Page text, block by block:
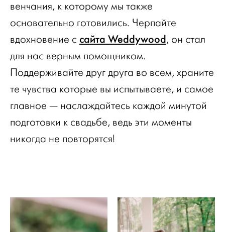
венчания, к которому мы также
основательно готовились. Черпайте
вдохновение с сайта Weddywood, он стал
для нас верным помощником.
Поддерживайте друг друга во всем, храните
те чувства которые вы испытываете, и самое
главное — наслаждайтесь каждой минутой
подготовки к свадьбе, ведь эти моменты
никогда не повторятся!